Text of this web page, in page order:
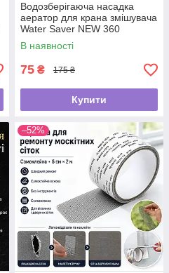
Водозберігаюча насадка
аератор для крана змішувача
Water Saver NEW 360
В наявності
75 ₴ 175 ₴
Купити
–52%